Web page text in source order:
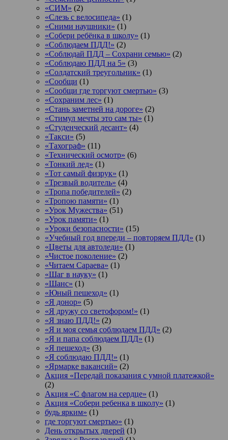
«СИМ» (2)
«Слезь с велосипеда» (1)
«Сними наушники» (1)
«Собери ребёнка в школу» (1)
«Соблюдаем ПДД!» (2)
«Соблюдай ПДД – Сохрани семью» (2)
«Соблюдаю ПДД на 5» (3)
«Солдатский треугольник» (1)
«Сообщи (1)
«Сообщи где торгуют смертью» (3)
«Сохраним лес» (1)
«Стань заметней на дороге» (2)
«Стимул мечты это сам ты» (1)
«Студенческий десант» (4)
«Такси» (5)
«Тахограф» (11)
«Технический осмотр» (6)
«Тонкий лед» (1)
«Тот самый физрук» (1)
«Трезвый водитель» (4)
«Тропа победителей» (2)
«Тропою памяти» (1)
«Урок Мужества» (51)
«Урок памяти» (1)
«Уроки безопасности» (15)
«Учебный год впереди – повторяем ПДД» (1)
«Цветы для автоледи» (1)
«Чистое поколение» (2)
«Читаем Сараева» (1)
«Шаг в науку» (1)
«Шанс» (1)
«Юный пешеход» (1)
«Я донор» (5)
«Я дружу со светофором!» (1)
«Я знаю ПДД!» (2)
«Я и моя семья соблюдаем ПДД» (2)
«Я и папа соблюдаем ПДД» (1)
«Я пешеход» (3)
«Я соблюдаю ПДД!» (1)
«Ярмарке вакансий» (2)
Акция «Передай показания с умной платежкой»
(2)
Акция «С флагом на сердце» (1)
Акция «Собери ребенка в школу» (1)
будь ярким» (1)
где торгуют смертью» (1)
День открытых дверей (1)